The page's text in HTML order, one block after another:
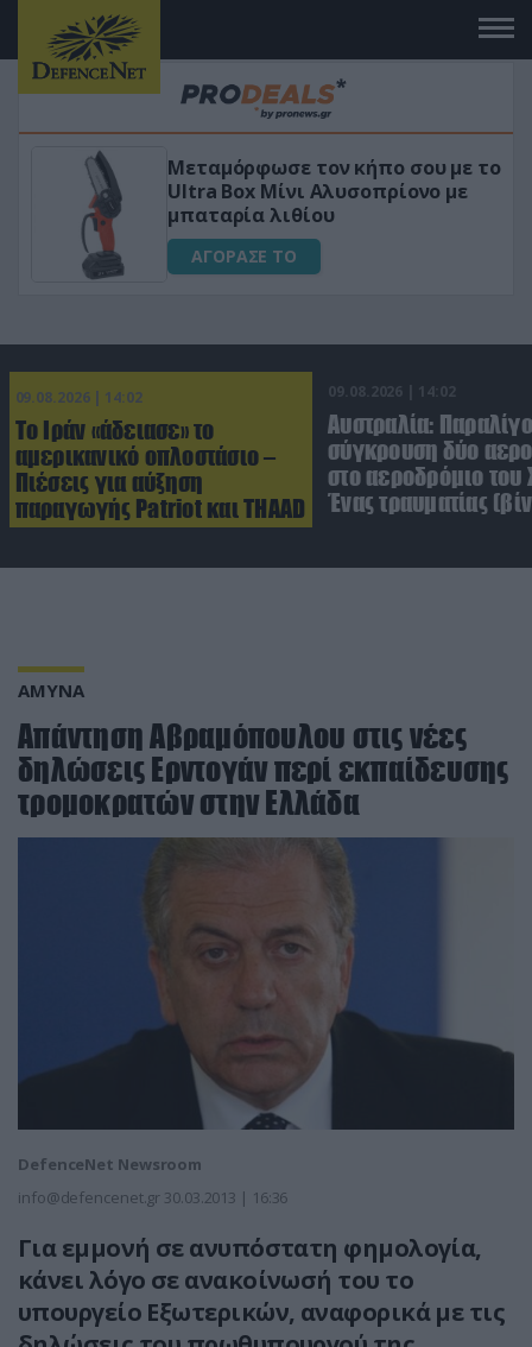
Μεταμόρφωσε τον κήπο σου με το
Ultra Box Μίνι Αλυσοπρίονο με
μπαταρία λιθίου
ΑΓΟΡΑΣΕ ΤΟ
09.08.2026 | 14:02
Το Ιράν «άδειασε» το
αμερικανικό οπλοστάσιο –
Πιέσεις για αύξηση
παραγωγής Patriot και THAAD
09.08.2026 | 14:02
Αυστραλία: Παραλίγο
σύγκρουση δύο
στο αεροδρόμιο του
Ένας τραυματίας
ΑΜΥΝΑ
Απάντηση Αβραμόπουλου στις νέες
δηλώσεις Ερντογάν περί εκπαίδευσης
τρομοκρατών στην Ελλάδα
DefenceNet Newsroom
info@defencenet.gr 30.03.2013 | 16:36
Για εμμονή σε ανυπόστατη φημολογία,
κάνει λόγο σε ανακοίνωσή του το
υπουργείο Εξωτερικών, αναφορικά με τις